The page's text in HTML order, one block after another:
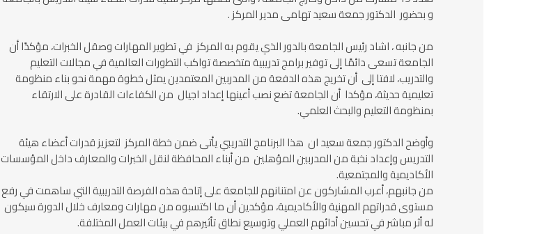
و بحضور الدكتور جمعة سعيد تهامى مدير المركز .
من جانبه ، اشاد رئيس الجامعة بالدور الذي يقوم به المركز في تطوير المهارات وصقل الخبرات، مؤكدًا أن
الجامعة تسعى دائمًا إلى توفير برامج تدريبية متخصصة تواكب التطورات العالمية في مجالات التعليم
والتدريب، لافتا إلى أن تخريج هذه الدفعة من المدربين المعتمدين يمثل خطوة مهمة نحو بناء منظومة
تعليمية حديثة، مؤكدا أن الجامعة تضع نصب أعينها إعداد اجيال من الكفاءات القادرة على الارتقاء
بمنظومة التعليم والبحث العلمي.
وأوضح الدكتور جمعة سعيد ان هذا البرنامج التدريبي يأتى ضمن خطة المركز لتعزيز قدرات أعضاء هيئة
التدريس وإعداد نخبة من المدربين المؤهلين من أبناء المحافظة لنقل الخبرات والمعارف داخل المؤسسات
الأكاديمية والمجتمعية.
من جانبهم، أعرب المشاركون عن امتنانهم للجامعة على إتاحة هذه الفرصة التدريبية التي ساهمت في رفع
مستوى قدراتهم المهنية والأكاديمية، مؤكدين أن ما اكتسبوه من مهارات ومعارف خلال الدورة سيكون
له أثر مباشر في تحسين أدائهم العملي وتوسيع نطاق تأثيرهم في بيئات العمل المختلفة.